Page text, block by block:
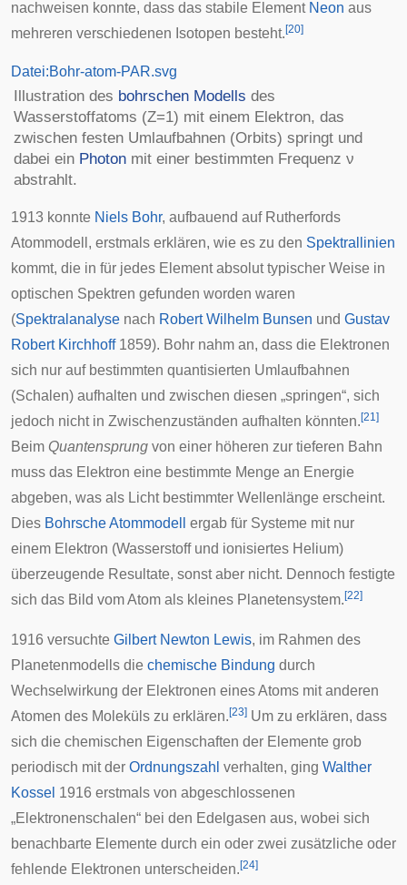
nachweisen konnte, dass das stabile Element Neon aus
mehreren verschiedenen Isotopen besteht. [20]
Datei:Bohr-atom-PAR.svg
Illustration des bohrschen Modells des
Wasserstoffatoms (Z=1) mit einem Elektron, das
zwischen festen Umlaufbahnen (Orbits) springt und
dabei ein Photon mit einer bestimmten Frequenz ν
abstrahlt.
1913 konnte Niels Bohr, aufbauend auf Rutherfords
Atommodell, erstmals erklären, wie es zu den Spektrallinien
kommt, die in für jedes Element absolut typischer Weise in
optischen Spektren gefunden worden waren
(Spektralanalyse nach Robert Wilhelm Bunsen und Gustav
Robert Kirchhoff1859). Bohr nahm an, dass die Elektronen
sich nur auf bestimmten quantisierten Umlaufbahnen
(Schalen) aufhalten und zwischen diesen „springen“, sich
jedoch nicht in Zwischenzuständen aufhalten könnten. [21]
Beim Quantensprung von einer höheren zur tieferen Bahn
muss das Elektron eine bestimmte Menge an Energie
abgeben, was als Licht bestimmter Wellenlänge erscheint.
Dies Bohrsche Atommodell
ergab für Systeme mit nur
einem Elektron (Wasserstoff und ionisiertes Helium)
überzeugende Resultate, sonst aber nicht. Dennoch festigte
sich das Bild vom Atom als kleines Planetensystem. [22]
1916 versuchte Gilbert Newton Lewis, im Rahmen des
Planetenmodells die chemische Bindung durch
Wechselwirkung der Elektronen eines Atoms mit anderen
Atomen des Moleküls zu erklären. [23] Um zu erklären, dass
sich die chemischen Eigenschaften der Elemente grob
periodisch mit der Ordnungszahl verhalten, ging Walther
Kossel 1916 erstmals von abgeschlossenen
„Elektronenschalen“ bei den Edelgasen aus, wobei sich
benachbarte Elemente durch ein oder zwei zusätzliche oder
fehlende Elektronen unterscheiden. [24]